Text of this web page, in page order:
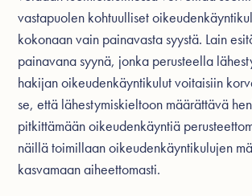
vastapuolen kohtuulliset
kokonaan vain painavasta syystä. Lain
painavana syynä, jonka perusteella
hakijan oikeudenkäyntikulut voitaisiin
se, että lähestymiskieltoon määrättävä
pitkittämään oikeudenkäyntiä
näillä toimillaan oikeudenkäyntikulujen
kasvamaan aiheettomasti.